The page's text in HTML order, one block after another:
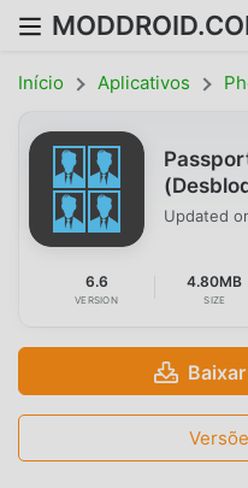
Início Aplicativos
Updated
6.6
VERSION
4.80MB
SIZE